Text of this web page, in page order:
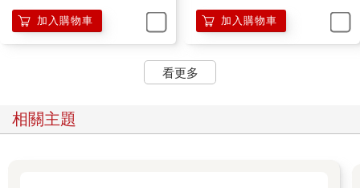
加入購物車 加入購物車
看更多
相關主題